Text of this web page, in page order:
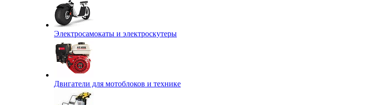
Электросамокаты и электроскутеры
Двигатели для мотоблоков и технике